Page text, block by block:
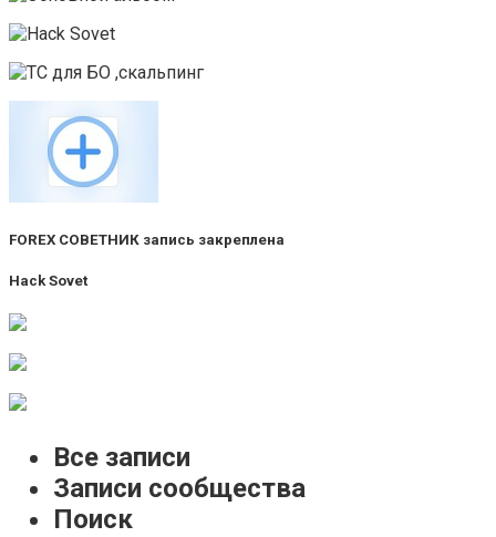
FOREX СОВЕТНИК запись закреплена
Hack Sovet
Все записи
Записи сообщества
Поиск